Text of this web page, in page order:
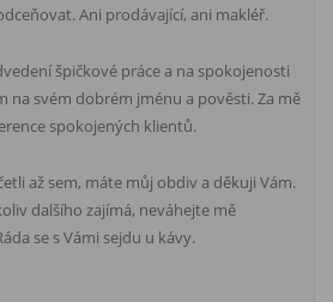
Ani prodávající, ani makléř.
špičkové práce a na spokojenosti
na svém dobrém jménu a pověsti. Za mě
spokojených klientů.
až sem, máte můj obdiv a děkuji Vám.
dalšího zajímá, neváhejte mě
se s Vámi sejdu u kávy.